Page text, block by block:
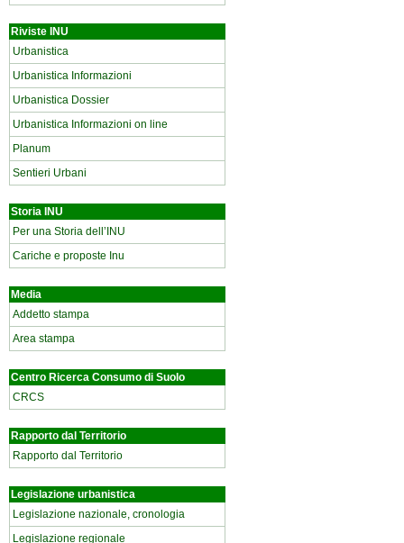
Riviste INU
Urbanistica
Urbanistica Informazioni
Urbanistica Dossier
Urbanistica Informazioni on line
Planum
Sentieri Urbani
Storia INU
Per una Storia dell’INU
Cariche e proposte Inu
Media
Addetto stampa
Area stampa
Centro Ricerca Consumo di Suolo
CRCS
Rapporto dal Territorio
Rapporto dal Territorio
Legislazione urbanistica
Legislazione nazionale, cronologia
Legislazione regionale